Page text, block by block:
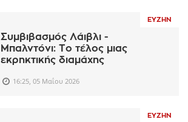
ΕΥΖΗΝ
Συμβιβασμός Λάιβλι -
Μπαλντόνι: Το τέλος μιας
εκρηκτικής διαμάχης
16:25, 05 Μαΐου 2026
ΕΥΖΗΝ